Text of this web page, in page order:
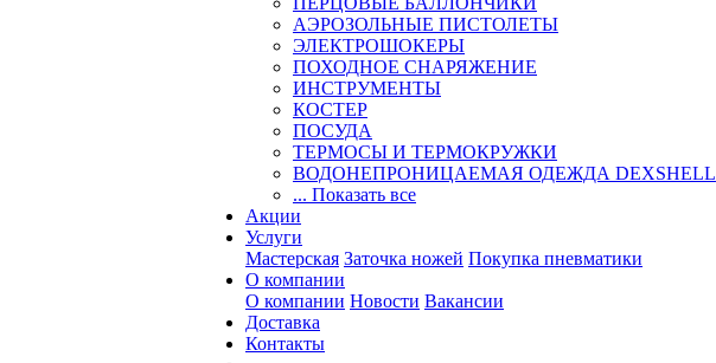
АЭРОЗОЛЬНЫЕ ПИСТОЛЕТЫ
ЭЛЕКТРОШОКЕРЫ
ПОХОДНОЕ СНАРЯЖЕНИЕ
ИНСТРУМЕНТЫ
КОСТЕР
ПОСУДА
ТЕРМОСЫ И ТЕРМОКРУЖКИ
ВОДОНЕПРОНИЦАЕМАЯ ОДЕЖДА DEXSHELL
... Показать все
Акции
Услуги
Мастерская Заточка ножей Покупка пневматики
О компании
О компании Новости Вакансии
Доставка
Контакты